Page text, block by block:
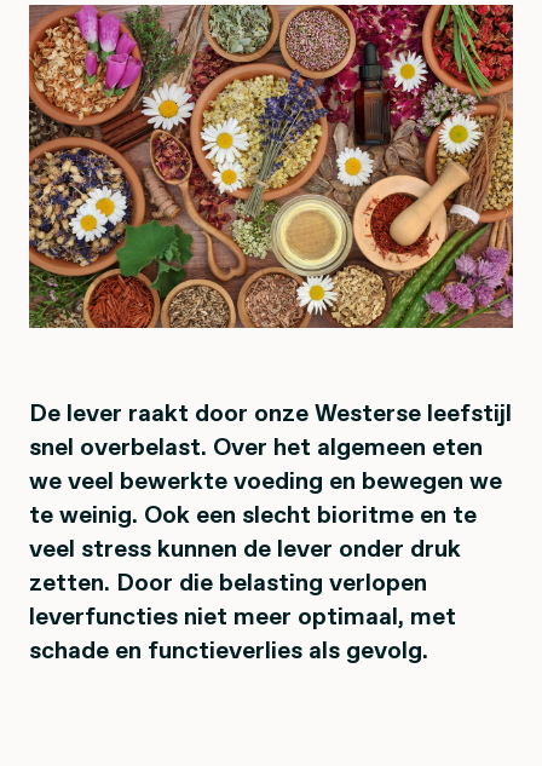
De lever raakt door onze Westerse leefstijl
snel overbelast. Over het algemeen eten
we veel bewerkte voeding en bewegen we
te weinig. Ook een slecht bioritme en te
veel stress kunnen de lever onder druk
zetten. Door die belasting verlopen
leverfuncties niet meer optimaal, met
schade en functieverlies als gevolg.